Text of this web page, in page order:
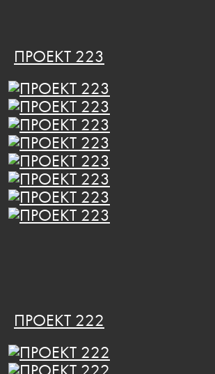
ПРОЕКТ 223
ПРОЕКТ 222